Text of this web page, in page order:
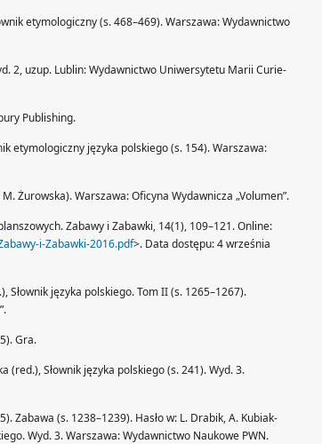
etymologiczny (s. 468–469). Warszawa: Wydawnictwo
2, uzup. Lublin: Wydawnictwo Uniwersytetu Marii Curie-
Publishing.
etymologiczny języka polskiego (s. 154). Warszawa:
Żurowska). Warszawa: Oficyna Wydawnicza „Volumen”.
Zabawy i Zabawki, 14(1), 109–121. Online:
i-Zabawki-2016.pdf>. Data dostępu: 4 września
Słownik języka polskiego. Tom II (s. 1265–1267).
Gra.
(red.), Słownik języka polskiego (s. 241). Wyd. 3.
Zabawa (s. 1238–1239). Hasło w: L. Drabik, A. Kubiak-
Wyd. 3. Warszawa: Wydawnictwo Naukowe PWN.